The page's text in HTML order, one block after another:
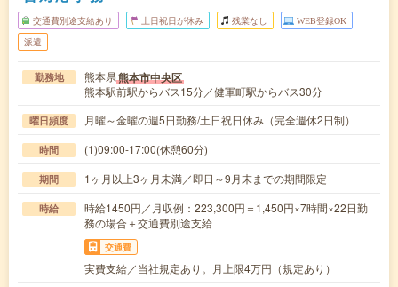
交通費別途支給あり 土日祝日が休み 残業なし WEB登録OK
派遣
勤務地 熊本県熊本市中央区
熊本駅前駅からバス15分／健軍町駅からバス30分
曜日頻度 月曜～金曜の週5日勤務/土日祝日休み（完全週休2日制）
時間 (1)09:00-17:00(休憩60分)
期間 1ヶ月以上3ヶ月未満／即日～9月末までの期間限定
時給
時給1450円／月収例：223,300円＝1,450円×7時間×22日勤
務の場合＋交通費別途支給
交通費
実費支給／当社規定あり。月上限4万円（規定あり）